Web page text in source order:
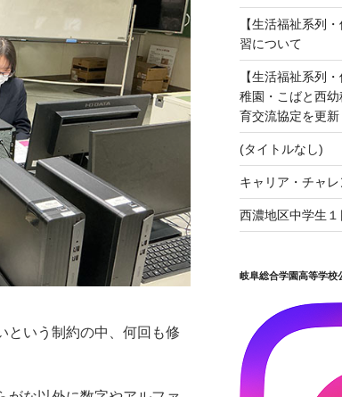
という制約の中、何回も修
【生活福祉系列
習について
【生活福祉系列
稚園・こばと西
育交流協定を更新
(タイトルなし)
キャリア・チャ
西濃地区中学生
岐阜総合学園高等学校